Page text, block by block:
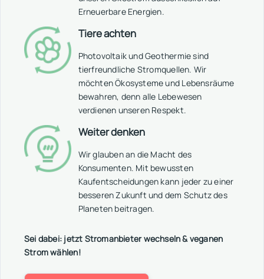
Erneuerbare Energien.
Tiere achten
Photovoltaik und Geothermie sind
tierfreundliche Stromquellen. Wir
möchten Ökosysteme und Lebensräume
bewahren, denn alle Lebewesen
verdienen unseren Respekt.
Weiter denken
Wir glauben an die Macht des
Konsumenten. Mit bewussten
Kaufentscheidungen kann jeder zu einer
besseren Zukunft und dem Schutz des
Planeten beitragen.
Sei dabei: jetzt Stromanbieter wechseln & veganen
Strom wählen!